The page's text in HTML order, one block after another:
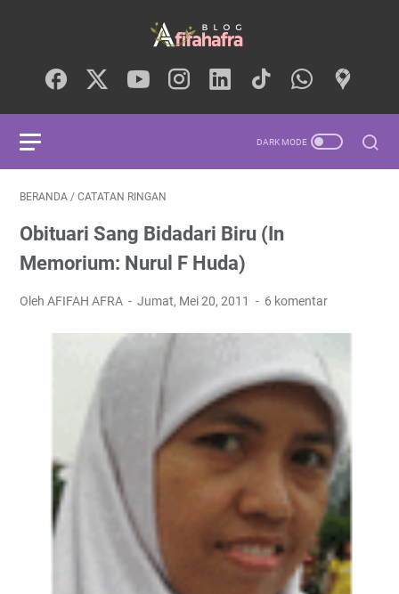
BERANDA / CATATAN RINGAN
Obituari Sang Bidadari Biru (In
Memorium: Nurul F Huda)
Oleh AFIFAH AFRA Jumat, Mei 20, 2011 6 komentar